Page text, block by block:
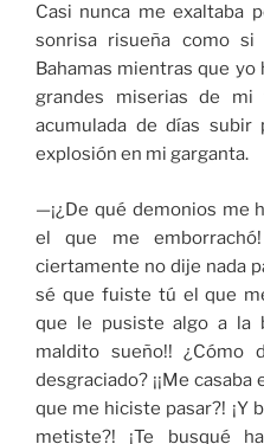
Casi nunca me exaltaba
sonrisa risueña como
Bahamas mientras que yo
grandes miserias de
acumulada de días
explosión en mi garganta.
—¡¿De qué demonios me
el que me
ciertamente no dije nada
sé que fuiste tú el que
que le pusiste algo a la
maldito sueño!! ¿Cómo
desgraciado? ¡¡Me casaba
que me hiciste pasar?! ¡Y
metiste?! ¡Te busqué